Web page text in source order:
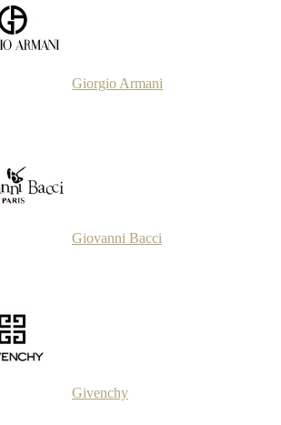
Giorgio Armani
Giovanni Bacci
Givenchy